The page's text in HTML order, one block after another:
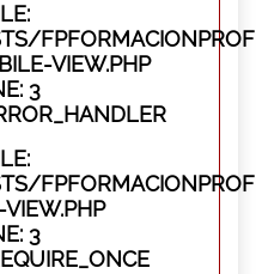
VIEW.PHP
3
3